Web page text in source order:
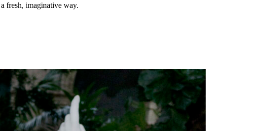
fresh, imaginative way.